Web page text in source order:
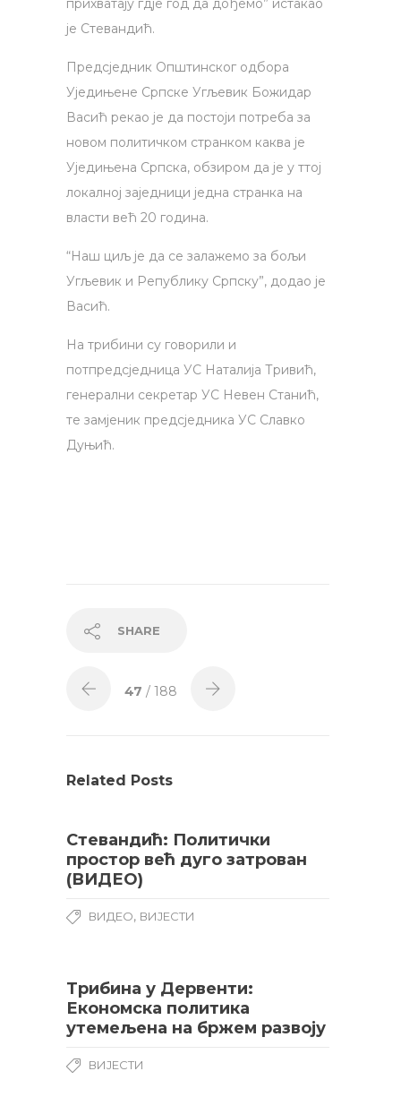
прихватају гдје год да дођемо” истакао
је Стевандић.
Предсједник Општинског одбора
Уједињене Српске Угљевик Божидар
Васић рекао је да постоји потреба за
новом политичком странком каква је
Уједињена Српска, обзиром да је у ттој
локалној заједници једна странка на
власти већ 20 година.
“Наш циљ је да се залажемо за бољи
Угљевик и Републику Српску”, додао је
Васић.
На трибини су говорили и
потпредсједница УС Наталија Тривић,
генерални секретар УС Невен Станић,
те замјеник предсједника УС Славко
Дуњић.
SHARE
47 / 188
Related Posts
Стевандић: Политички
простор већ дуго затрован
(ВИДЕО)
ВИДЕО, ВИЈЕСТИ
Трибина у Дервенти:
Економска политика
утемељена на бржем развоју
ВИЈЕСТИ